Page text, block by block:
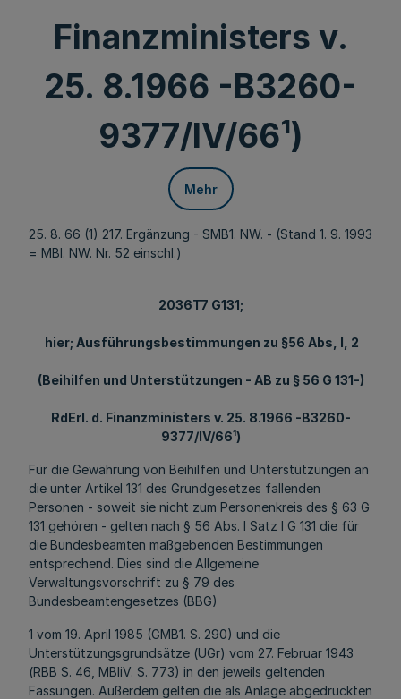
Finanzministers v.
25. 8.1966 -B3260-
9377/IV/66¹)
Mehr
25. 8. 66 (1) 217. Ergänzung - SMB1. NW. - (Stand 1. 9. 1993
= MBl. NW. Nr. 52 einschl.)
2036T7 G131;
hier; Ausführungsbestimmungen zu §56 Abs, l, 2
(Beihilfen und Unterstützungen - AB zu § 56 G 131-)
RdErl. d. Finanzministers v. 25. 8.1966 -B3260-
9377/IV/66¹)
Für die Gewährung von Beihilfen und Unterstützungen an
die unter Artikel 131 des Grundgesetzes fallenden
Personen - soweit sie nicht zum Personenkreis des § 63 G
131 gehören - gelten nach § 56 Abs. l Satz l G 131 die für
die Bundesbeamten maßgebenden Bestimmungen
entsprechend. Dies sind die Allgemeine
Verwaltungsvorschrift zu § 79 des
Bundesbeamtengesetzes (BBG)
1 vom 19. April 1985 (GMB1. S. 290) und die
Unterstützungsgrundsätze (UGr) vom 27. Februar 1943
(RBB S. 46, MBliV. S. 773) in den jeweils geltenden
Fassungen. Außerdem gelten die als Anlage abgedruckten